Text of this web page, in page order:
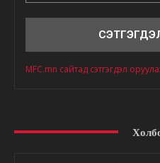
MFC.mn сайтад сэтгэгдэл